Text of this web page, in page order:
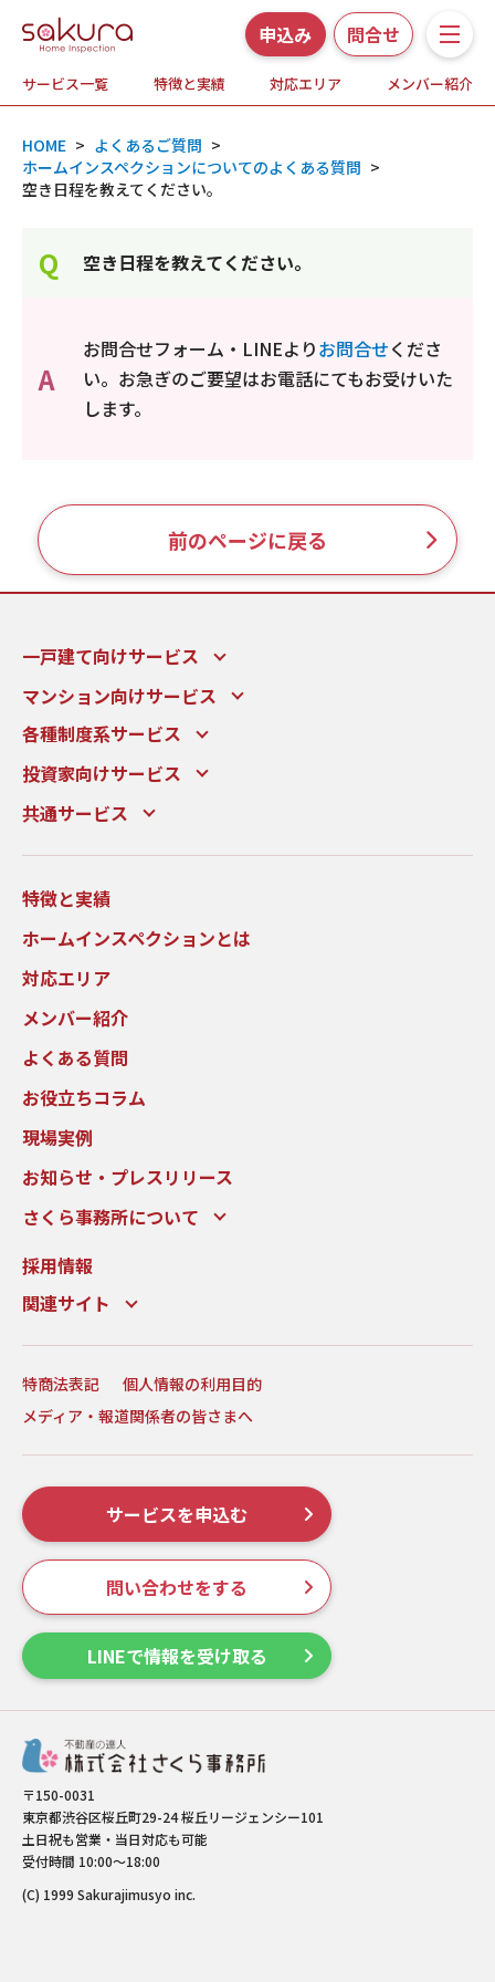
申込み 問合せ
サービス一覧 特徴と実績 対応エリア メンバー紹介
サービス一覧
さくら事務所の特徴と実績
対応エリア
メンバー紹介
よくある質問
現場事例・お役立ちコラム
さくら事務所について
採用情報
HOME > よくあるご質問 >
ホームインスペクションについてのよくある質問 >
空き日程を教えてください。
Q 空き日程を教えてください。
A
お問合せフォーム・LINEよりお問合せくださ
い。お急ぎのご要望はお電話にてもお受けいた
します。
前のページに戻る
一戸建て向けサービス
マンション向けサービス
各種制度系サービス
投資家向けサービス
共通サービス
特徴と実績
ホームインスペクションとは
対応エリア
メンバー紹介
よくある質問
お役立ちコラム
現場実例
お知らせ・プレスリリース
さくら事務所について
採用情報
関連サイト
特商法表記
個人情報の利用目的
メディア・報道関係者の皆さまへ
サービスを申込む
問い合わせをする
LINEで情報を受け取る
〒150-0031
東京都渋谷区桜丘町29-24 桜丘リージェンシー101
土日祝も営業・当日対応も可能
受付時間 10:00～18:00
(C) 1999 Sakurajimusyo inc.